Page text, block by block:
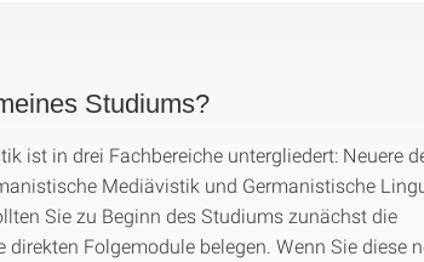
Studiums?
ist in drei Fachbereiche untergliedert: Neuere
Mediävistik und Germanistische
Sie zu Beginn des Studiums zunächst die
Folgemodule belegen. Wenn Sie diese